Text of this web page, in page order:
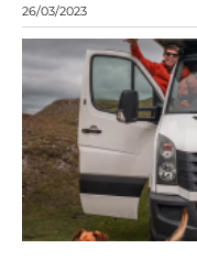
26/03/2023